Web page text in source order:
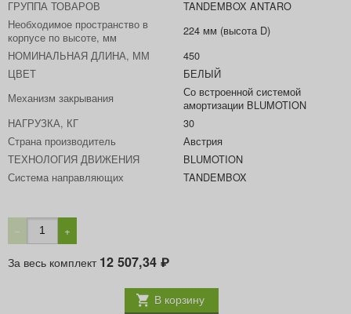
ГРУППА ТОВАРОВ
TANDEMBOX ANTARO
Необходимое пространство в
корпусе по высоте, мм
224 мм (высота D)
НОМИНАЛЬНАЯ ДЛИНА, ММ
450
ЦВЕТ
БЕЛЫЙ
Механизм закрывания
Со встроенной системой
амортизации BLUMOTION
НАГРУЗКА, КГ
30
Страна производитель
Австрия
ТЕХНОЛОГИЯ ДВИЖЕНИЯ
BLUMOTION
Система направляющих
TANDEMBOX
− +
За весь комплект 12 507,34 ₽
В корзину